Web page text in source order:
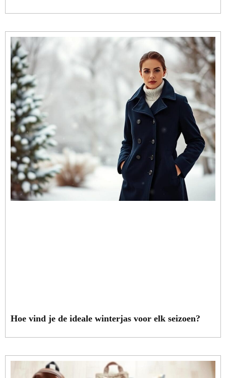
Hoe vind je de ideale winterjas voor elk seizoen?